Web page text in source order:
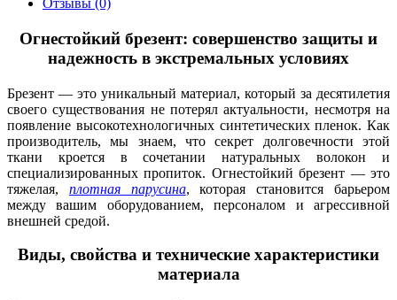
Огнестойкий брезент: совершенство защиты и
надежность в экстремальных условиях
Брезент — это уникальный материал, который за десятилетия
своего существования не потерял актуальности, несмотря на
появление высокотехнологичных синтетических пленок. Как
производитель, мы знаем, что секрет долговечности этой
ткани кроется в сочетании натуральных волокон и
специализированных пропиток. Огнестойкий брезент — это
тяжелая, плотная парусина, которая становится барьером
между вашим оборудованием, персоналом и агрессивной
внешней средой.
Виды, свойства и технические характеристики
материала